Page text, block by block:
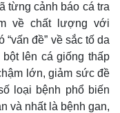
khoán
phê
từng cảnh báo cá tra
về chất lượng với
đề” về sắc tố da
lên cá giống thấp
lớn, giảm sức đề
loại bệnh phổ biến
và nhất là bệnh gan,